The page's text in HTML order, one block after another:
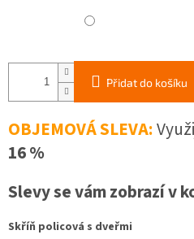
Přidat do košíku
OBJEMOVÁ SLEVA:
16 %
Slevy se vám zobrazí v
Skříň policová s dveřmi